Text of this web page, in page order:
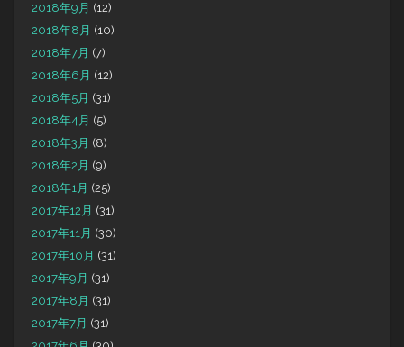
2018年9月 (12)
2018年8月 (10)
2018年7月 (7)
2018年6月 (12)
2018年5月 (31)
2018年4月 (5)
2018年3月 (8)
2018年2月 (9)
2018年1月 (25)
2017年12月 (31)
2017年11月 (30)
2017年10月 (31)
2017年9月 (31)
2017年8月 (31)
2017年7月 (31)